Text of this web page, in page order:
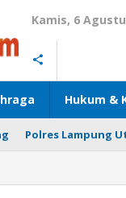
Kamis, 6
Hukum &
Polres Lampung